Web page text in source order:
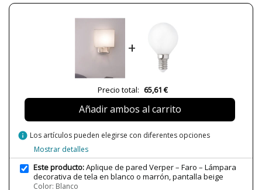
Ancho (cm)
22 cm
Alimentación
100V-240V
No
Casquillo
Potencia en Vatios
Bombilla Incluida?
No
Protección IP
IP20 (solo uso interior)
+
Precio total: 65,61 €
Añadir ambos al carrito
info Los artículos pueden elegirse con diferentes opciones
Mostrar detalles
Este producto:Aplique de pared Verper – Faro – Lámpara
decorativa de tela en blanco o marrón, pantalla beige
Color: Blanco